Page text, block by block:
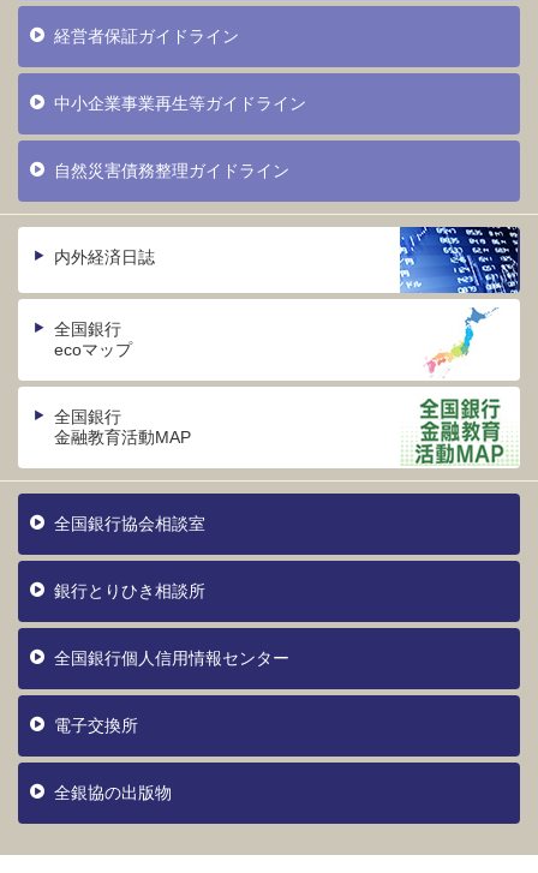
経営者保証ガイドライン
中小企業事業再生等ガイドライン
自然災害債務整理ガイドライン
内外経済日誌
全国銀行
ecoマップ
全国銀行
金融教育活動MAP
全国銀行協会相談室
銀行とりひき相談所
全国銀行個人信用情報センター
電子交換所
全銀協の出版物